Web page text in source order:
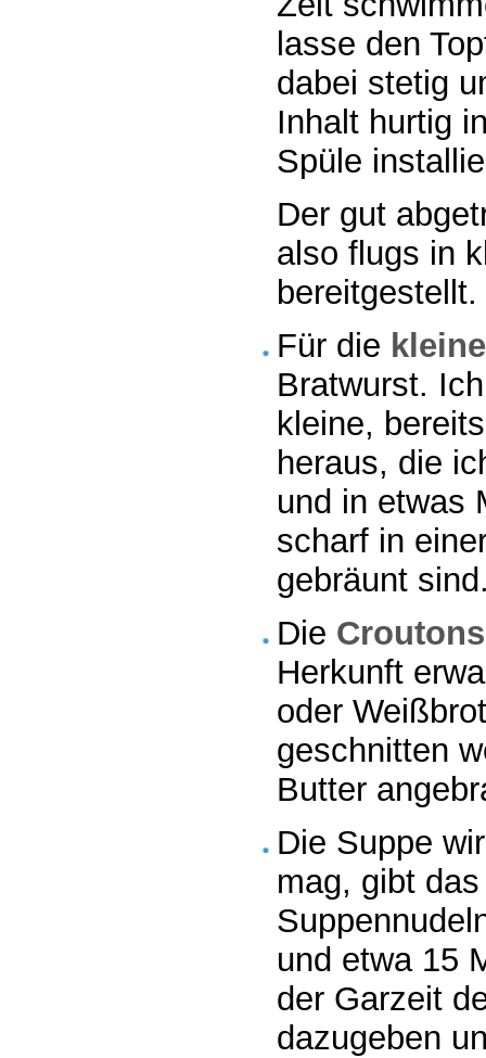
lasse den
dabei stetig
Inhalt hurtig
Spüle
Der gut
also flugs in
bereitgestellt.
Für die
Bratwurst.
kleine,
heraus, die
und in etwas
scharf in
gebräunt
Die Croutons
Herkunft
oder
geschnitten
Butter
Die Suppe
mag, gibt
und etwa 15
der Garzeit
dazugeben